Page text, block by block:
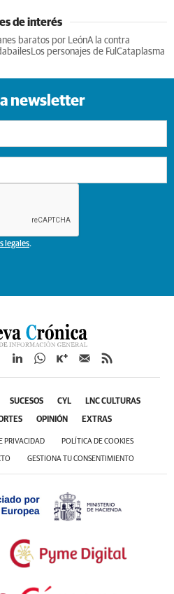
de interés
baratos por LeónA la contra
Los personajes de Ful Cataplasma
newsletter
legales.
SUCESOS CYL LNC CULTURAS
OPINIÓN EXTRAS
PRIVACIDAD POLÍTICA DE COOKIES
GESTIONA TU CONSENTIMIENTO